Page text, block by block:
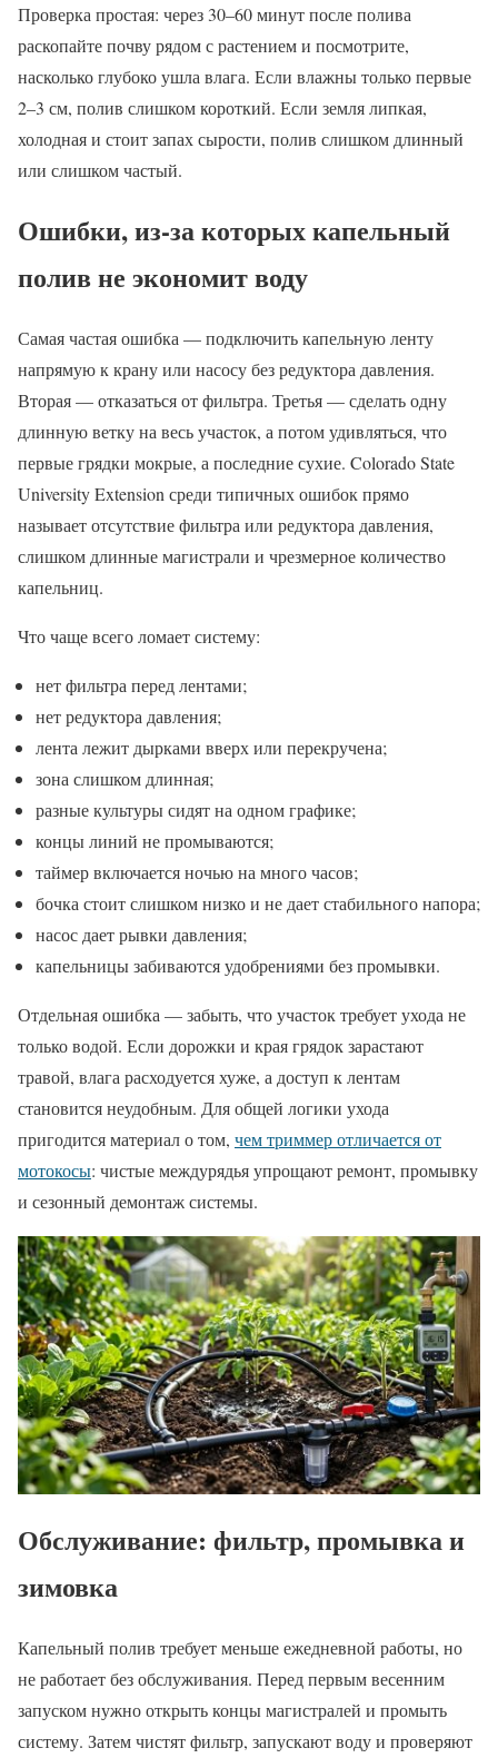
Проверка простая: через 30–60 минут после полива
раскопайте почву рядом с растением и посмотрите,
насколько глубоко ушла влага. Если влажны только первые
2–3 см, полив слишком короткий. Если земля липкая,
холодная и стоит запах сырости, полив слишком длинный
или слишком частый.
Ошибки, из-за которых капельный
полив не экономит воду
Самая частая ошибка — подключить капельную ленту
напрямую к крану или насосу без редуктора давления.
Вторая — отказаться от фильтра. Третья — сделать одну
длинную ветку на весь участок, а потом удивляться, что
первые грядки мокрые, а последние сухие. Colorado State
University Extension среди типичных ошибок прямо
называет отсутствие фильтра или редуктора давления,
слишком длинные магистрали и чрезмерное количество
капельниц.
Что чаще всего ломает систему:
нет фильтра перед лентами;
нет редуктора давления;
лента лежит дырками вверх или перекручена;
зона слишком длинная;
разные культуры сидят на одном графике;
концы линий не промываются;
таймер включается ночью на много часов;
бочка стоит слишком низко и не дает стабильного напора;
насос дает рывки давления;
капельницы забиваются удобрениями без промывки.
Отдельная ошибка — забыть, что участок требует ухода не
только водой. Если дорожки и края грядок зарастают
травой, влага расходуется хуже, а доступ к лентам
становится неудобным. Для общей логики ухода
пригодится материал о том, чем триммер отличается от
мотокосы: чистые междурядья упрощают ремонт, промывку
и сезонный демонтаж системы.
Обслуживание: фильтр, промывка и
зимовка
Капельный полив требует меньше ежедневной работы, но
не работает без обслуживания. Перед первым весенним
запуском нужно открыть концы магистралей и промыть
систему. Затем чистят фильтр, запускают воду и проверяют